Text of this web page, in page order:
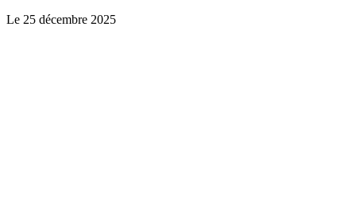
Le 25 décembre 2025